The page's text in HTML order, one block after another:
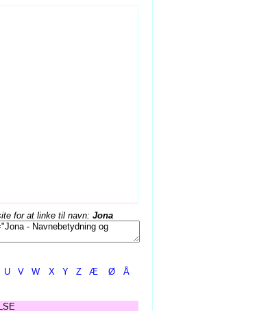
for at linke til navn: Jona
U V W X Y Z Æ Ø Å